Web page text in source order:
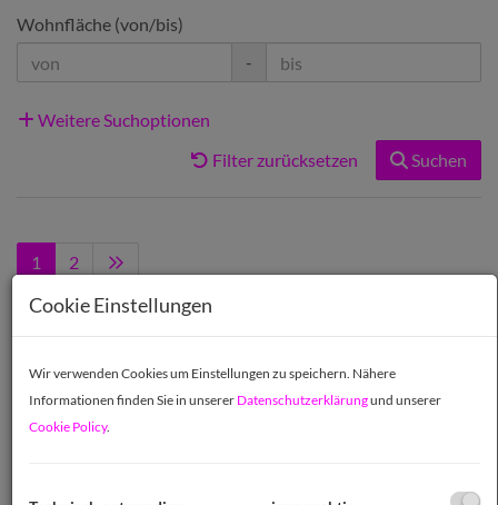
Wohnfläche (von/bis)
-
Weitere Suchoptionen
Filter zurücksetzen
Suchen
1 2
SINGLE-APARTMENT IN GUTER
LAGE IN MÖDLING
2340 Mödling
Cookie Einstellungen
Wir verwenden Cookies um Einstellungen zu speichern. Nähere
Informationen finden Sie in unserer Datenschutzerklärungund unserer
Cookie Policy.